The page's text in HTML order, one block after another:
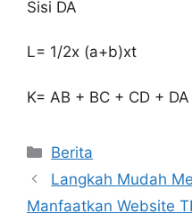
Sisi DA
L= 1/2x (a+b)xt
K= AB + BC + CD + DA
Categories
Berita
Langkah Mudah
Manfaatkan Website